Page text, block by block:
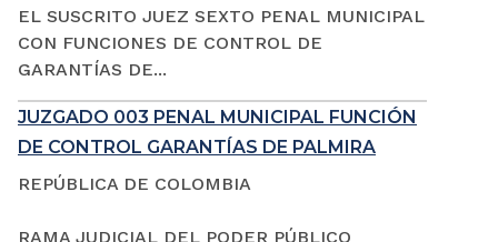
EL SUSCRITO JUEZ SEXTO PENAL MUNICIPAL
CON FUNCIONES DE CONTROL DE
GARANTÍAS DE...
JUZGADO 003 PENAL MUNICIPAL FUNCIÓN
DE CONTROL GARANTÍAS DE PALMIRA
REPÚBLICA DE COLOMBIA
RAMA JUDICIAL DEL PODER PÚBLICO